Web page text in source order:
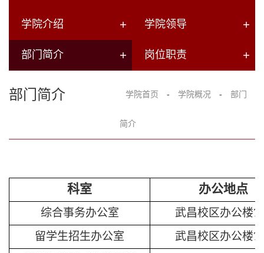
学院介绍 学院领导
部门简介 岗位职责
部门简介 学院首页 - 学院概况 - 部门
简介
科室 办公地点
综合事务办公室 武昌校区办公楼
留学生招生办公室
武昌校区办公楼